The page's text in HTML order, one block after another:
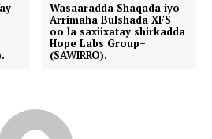
Wasaaradda Shaqada iyo
Arrimaha Bulshada XFS
oo la saxiixatay shirkadda
Hope Labs Group+
(SAWIRRO).